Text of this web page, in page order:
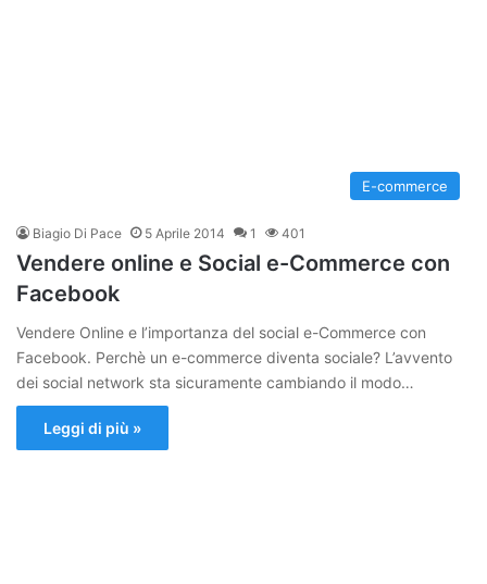
E-commerce
Biagio Di Pace 5 Aprile 2014 1 401
Vendere online e Social e-Commerce con
Facebook
Vendere Online e l’importanza del social e-Commerce con
Facebook. Perchè un e-commerce diventa sociale? L’avvento
dei social network sta sicuramente cambiando il modo…
Leggi di più »